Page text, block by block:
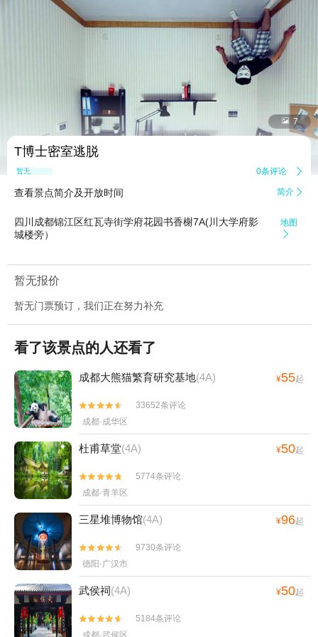
 7
T博士密室逃脱
暂无点评 0条评论 
查看景点简介及开放时间 简介 
四川成都锦江区红瓦寺街学府花园书香榭7A(川大学府影
城楼旁）
地图

暂无报价
暂无门票预订，我们正在努力补充
看了该景点的人还看了
成都大熊猫繁育研究基地(4A) ¥55起


33652条评论
成都·成华区
杜甫草堂(4A) ¥50起


5774条评论
成都·青羊区
三星堆博物馆(4A) ¥96起


9730条评论
德阳·广汉市
武侯祠(4A) ¥50起


5184条评论